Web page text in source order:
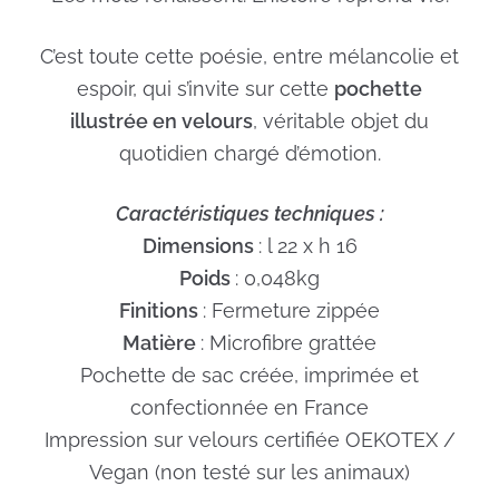
C’est toute cette poésie, entre mélancolie et
espoir, qui s’invite sur cette pochette
illustrée en velours, véritable objet du
quotidien chargé d’émotion.
Caractéristiques techniques :
Dimensions : l 22 x h 16
Poids : 0,048kg
Finitions : Fermeture zippée
Matière : Microfibre grattée
Pochette de sac créée, imprimée et
confectionnée en France
Impression sur velours certifiée OEKOTEX /
Vegan (non testé sur les animaux)